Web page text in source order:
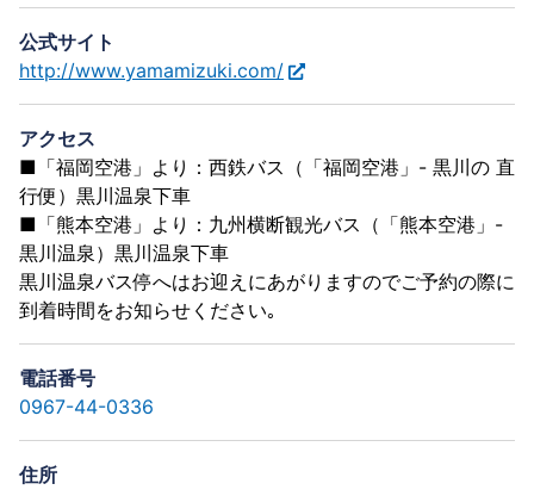
公式サイト
http://www.yamamizuki.com/
アクセス
■「福岡空港」より：西鉄バス（「福岡空港」- 黒川の 直
行便）黒川温泉下車
■「熊本空港」より：九州横断観光バス（「熊本空港」-
黒川温泉）黒川温泉下車
黒川温泉バス停へはお迎えにあがりますのでご予約の際に
到着時間をお知らせください｡
電話番号
0967-44-0336
住所